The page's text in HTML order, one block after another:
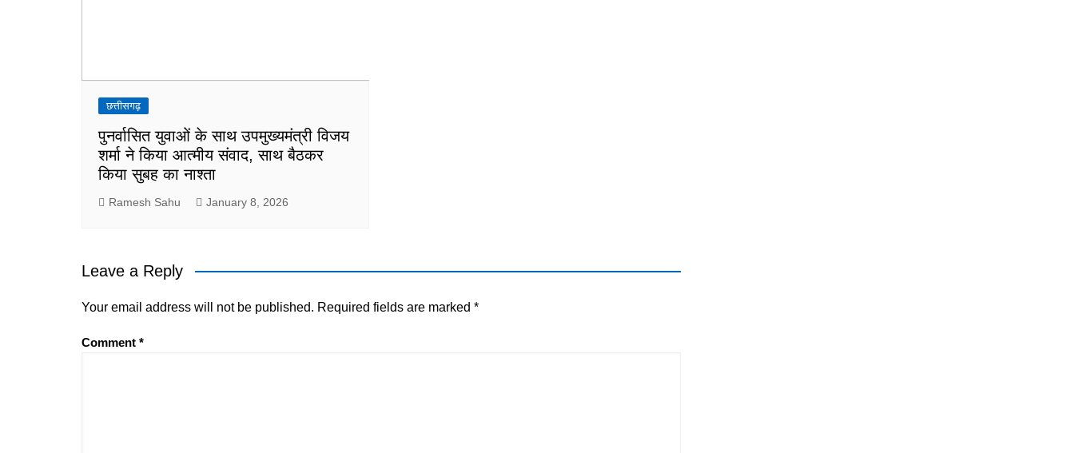
छत्तीसगढ़
पुनर्वासित युवाओं के साथ उपमुख्यमंत्री विजय
शर्मा ने किया आत्मीय संवाद, साथ बैठकर
किया सुबह का नाश्ता
Ramesh Sahu January 8, 2026
Leave a Reply
Your email address will not be published. Required fields are marked *
Comment *